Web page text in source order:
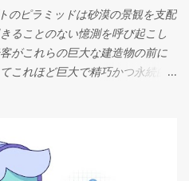
のピラミッドは砂漠の景観を支配
ることのない憶測を呼び起こし
がこれらの巨大な建造物の前に
これほど巨大で精巧かつ永続的
造されたこのピラミッドは、当
ート）で、推定230万個の石材で